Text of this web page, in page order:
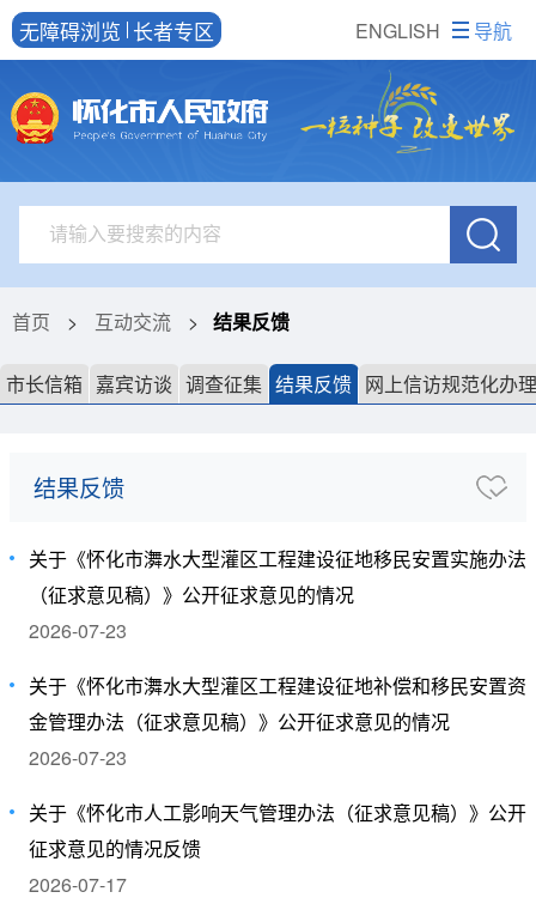
ENGLISH
无障碍浏览 长者专区 导航
首页 > 互动交流 > 结果反馈
市长信箱 嘉宾访谈 调查征集 结果反馈 网上信访规范化办
结果反馈
关于《怀化市㵲水大型灌区工程建设征地移民安置实施办法
（征求意见稿）》公开征求意见的情况
2026-07-23
关于《怀化市㵲水大型灌区工程建设征地补偿和移民安置资
金管理办法（征求意见稿）》公开征求意见的情况
2026-07-23
关于《怀化市人工影响天气管理办法（征求意见稿）》公开
征求意见的情况反馈
2026-07-17